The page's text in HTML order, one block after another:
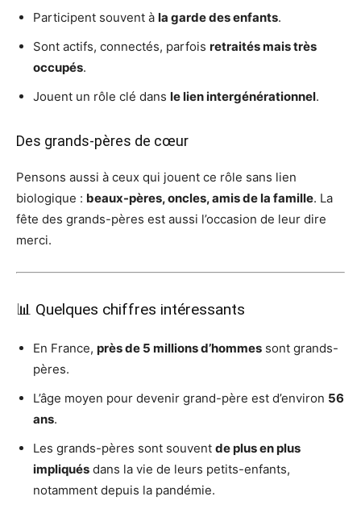
Participent souvent à la garde des enfants.
Sont actifs, connectés, parfois retraités mais très
occupés.
Jouent un rôle clé dans le lien intergénérationnel.
Des grands-pères de cœur
Pensons aussi à ceux qui jouent ce rôle sans lien
biologique : beaux-pères, oncles, amis de la famille. La
fête des grands-pères est aussi l’occasion de leur dire
merci.
📊 Quelques chiffres intéressants
En France, près de 5 millions d’hommes sont grands-
pères.
L’âge moyen pour devenir grand-père est d’environ 56
ans.
Les grands-pères sont souvent de plus en plus
impliqués dans la vie de leurs petits-enfants,
notamment depuis la pandémie.